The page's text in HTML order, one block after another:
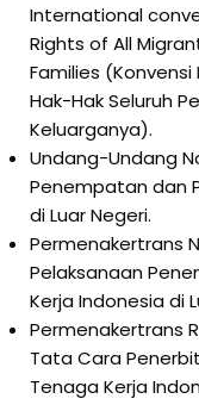
International
Rights of All
Families
Hak-Hak Seluruh
Keluarganya).
Undang-Undang
Penempatan dan
di Luar Negeri.
Permenakertrans
Pelaksanaan
Kerja Indonesia di
Permenakertrans
Tata Cara
Tenaga Kerja